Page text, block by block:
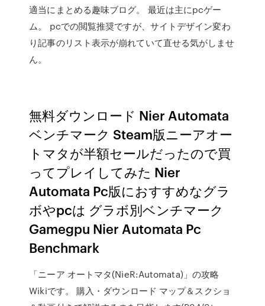
適当にまとめる趣味ブログ。 最近は主にpcゲー
ム。 pcでの閲覧推奨ですが、サイトデザイン変わ
り記事のリスト表示が崩れていて直せる気がしませ
ん。
無料ダウンロード Nier Automata
ベンチマーク Steam版ニーアオー
トマタが半額セールだったので買
ってプレイしてみた Nier
Automata Pc版におすすめなグラ
ボやpcは グラボ別ベンチマーク
Gamegpu Nier Automata Pc
Benchmark
「ニーア オートマタ(NieR:Automata)」の攻略
Wikiです。 購入・ダウンロード マップ＆スクショ